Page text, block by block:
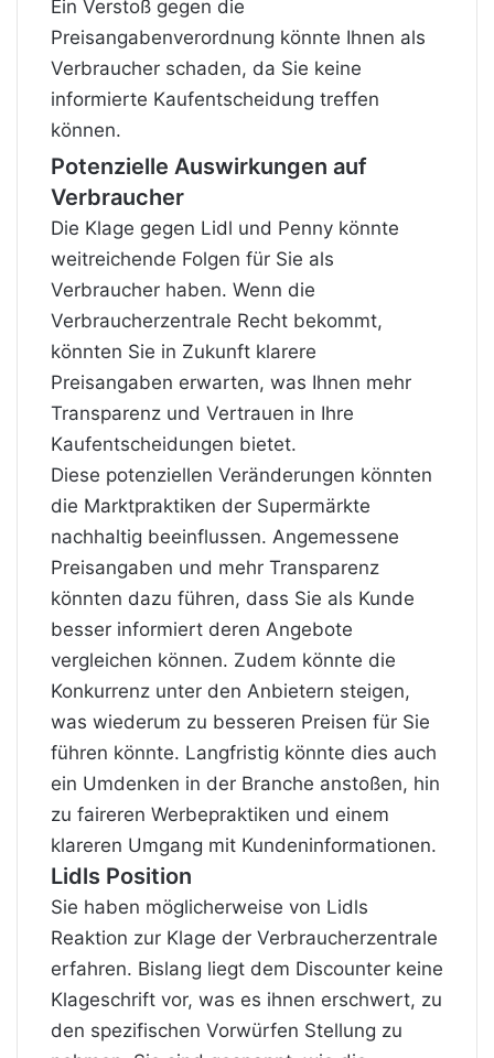
Ein Verstoß gegen die
Preisangabenverordnung könnte Ihnen als
Verbraucher schaden, da Sie keine
informierte Kaufentscheidung treffen
können.
Potenzielle Auswirkungen auf
Verbraucher
Die Klage gegen Lidl und Penny könnte
weitreichende Folgen für Sie als
Verbraucher haben. Wenn die
Verbraucherzentrale Recht bekommt,
könnten Sie in Zukunft klarere
Preisangaben erwarten, was Ihnen mehr
Transparenz und Vertrauen in Ihre
Kaufentscheidungen bietet.
Diese potenziellen Veränderungen könnten
die Marktpraktiken der Supermärkte
nachhaltig beeinflussen. Angemessene
Preisangaben und mehr Transparenz
könnten dazu führen, dass Sie als Kunde
besser informiert deren Angebote
vergleichen können. Zudem könnte die
Konkurrenz unter den Anbietern steigen,
was wiederum zu besseren Preisen für Sie
führen könnte. Langfristig könnte dies auch
ein Umdenken in der Branche anstoßen, hin
zu faireren Werbepraktiken und einem
klareren Umgang mit Kundeninformationen.
Lidls Position
Sie haben möglicherweise von Lidls
Reaktion zur Klage der Verbraucherzentrale
erfahren. Bislang liegt dem Discounter keine
Klageschrift vor, was es ihnen erschwert, zu
den spezifischen Vorwürfen Stellung zu